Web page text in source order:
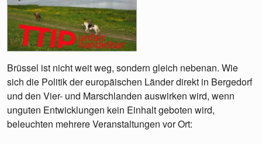
Brüssel ist nicht weit weg, sondern gleich nebenan. Wie
sich die Politik der europäischen Länder direkt in Bergedorf
und den Vier- und Marschlanden auswirken wird, wenn
unguten Entwicklungen kein Einhalt geboten wird,
beleuchten mehrere Veranstaltungen vor Ort: